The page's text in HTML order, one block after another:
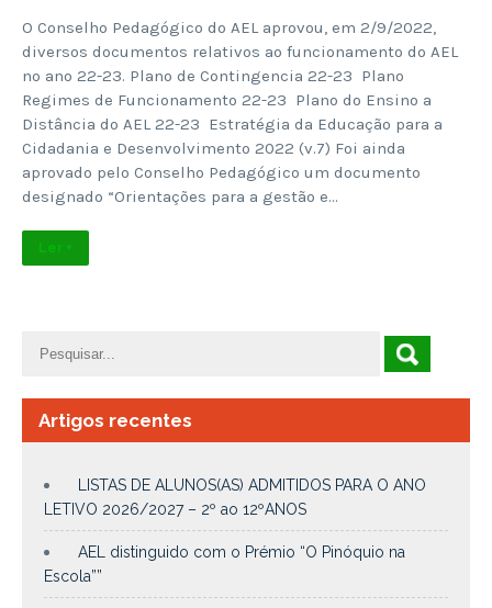
O Conselho Pedagógico do AEL aprovou, em 2/9/2022,
diversos documentos relativos ao funcionamento do AEL
no ano 22-23. Plano de Contingencia 22-23 Plano
Regimes de Funcionamento 22-23 Plano do Ensino a
Distância do AEL 22-23 Estratégia da Educação para a
Cidadania e Desenvolvimento 2022 (v.7) Foi ainda
aprovado pelo Conselho Pedagógico um documento
designado “Orientações para a gestão e…
Ler +
Artigos recentes
LISTAS DE ALUNOS(AS) ADMITIDOS PARA O ANO
LETIVO 2026/2027 – 2º ao 12ºANOS
AEL distinguido com o Prémio “O Pinóquio na
Escola””